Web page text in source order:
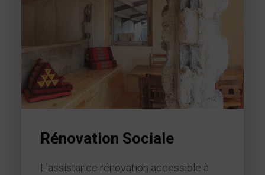
Rénovation Sociale
L’assistance rénovation accessible à